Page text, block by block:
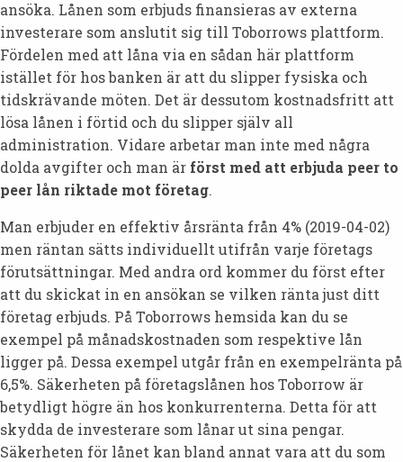
ansöka. Lånen som erbjuds finansieras av externa
investerare som anslutit sig till Toborrows plattform.
Fördelen med att låna via en sådan här plattform
istället för hos banken är att du slipper fysiska och
tidskrävande möten. Det är dessutom kostnadsfritt att
lösa lånen i förtid och du slipper själv all
administration. Vidare arbetar man inte med några
dolda avgifter och man är först med att erbjuda peer to
peer lån riktade mot företag.
Man erbjuder en effektiv årsränta från 4% (2019-04-02)
men räntan sätts individuellt utifrån varje företags
förutsättningar. Med andra ord kommer du först efter
att du skickat in en ansökan se vilken ränta just ditt
företag erbjuds. På Toborrows hemsida kan du se
exempel på månadskostnaden som respektive lån
ligger på. Dessa exempel utgår från en exempelränta på
6,5%. Säkerheten på företagslånen hos Toborrow är
betydligt högre än hos konkurrenterna. Detta för att
skydda de investerare som lånar ut sina pengar.
Säkerheten för lånet kan bland annat vara att du som